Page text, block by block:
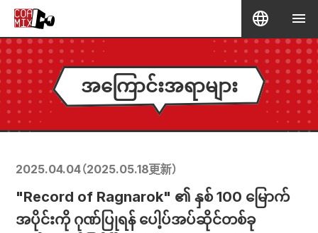
အကြောင်းအရာများ
2025.04.04（2025.05.18更新）
"Record of Ragnarok" ၏ နှစ် 100 မြောက်
အပိုင်းကို ဂုဏ်ပြုရန် ပေါ့ပ်အပ်ဆိုင်တစ်ခု